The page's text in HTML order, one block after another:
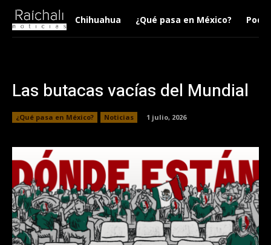
Chihuahua ¿Qué pasa en México?
Las butacas vacías del Mundial
¿Qué pasa en México? Noticias 1 julio, 2026